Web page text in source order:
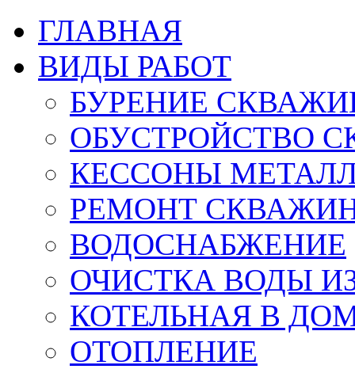
ГЛАВНАЯ
ВИДЫ РАБОТ
БУРЕНИЕ
ОБУСТРОЙСТВО
КЕССОНЫ
РЕМОНТ
ВОДОСНАБЖЕНИЕ
ОЧИСТКА ВОДЫ
КОТЕЛЬНАЯ В
ОТОПЛЕНИЕ